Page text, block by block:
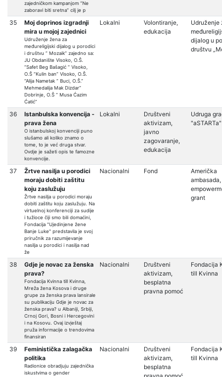
zajedničkom kampanjom “Ne
zaboravi biti sretna” cilj je p
35
Moj doprinos izgradnji
mira u mojoj zajednici
Udruženje žena za
međureligijski dijalog u porodici
i društvu ” Mozaik” zajedno sa:
JU Obdanište Visoko, O.Š.
“Safet Beg Bašagić ” Visoko,
O.Š “Kulin ban” Visoko, O.Š.
“Alija Nametak ” Buci, O.Š.”
Mehmedalija Mak Dizdar”
Dobrinje, O.Š ” Musa Ćazim
Ćatić”
Lokalni
Volontiranje,
edukacija
Udruženje
dijalog u
društvu
36
Istanbulska konvencija -
prava žena
O istanbulskoj konvenciji puno
slušamo ali koliko znamo o
tome, to je već druga stvar.
Ovdje je sažeti opis te famozne
konvencije.
Lokalni
Društveni
aktivizam,
javno
zagovaranje,
edukacija
Udruga
"aSTARTa"
37
Žrtve nasilja u porodici
moraju dobiti zaštitu
koju zaslužuju
Žrtve nasilja u porodici moraju
dobiti zaštitu koju zaslužuju. Na
virtuelnoj konferenciji za sudije
i tužioce čiji smo bili domaćini,
Fondacija "Ujedinjene žene
Banje Luke" predstavila je svoj
priručnik za razumijevanje
nasilja u porodici i nasilja nad
že
Nacionalni Fond
Američka
grant
38
Gdje je novac za ženska
prava?
Fondacija Kvinna till Kvinna,
Mreža žena Kosova i druge
grupe za ženska prava lansirale
su publikaciju Gdje je novac za
ženska prava? u Albaniji, Srbiji,
Crnoj Gori, Bosni i Hercegovini
i na Kosovu. Ovaj izvještaj
pruža informacije o trendovima
finansiran
Nacionalni
Društveni
aktivizam,
besplatna
pravna pomoć
Fondacija
till Kvinna
39
Feministička zalagačka
politika
Radionice obradjuju zajednička
iskustvima o gender
Nacionalni
Društveni
aktivizam,
besplatna
Fondacija
till Kvinna